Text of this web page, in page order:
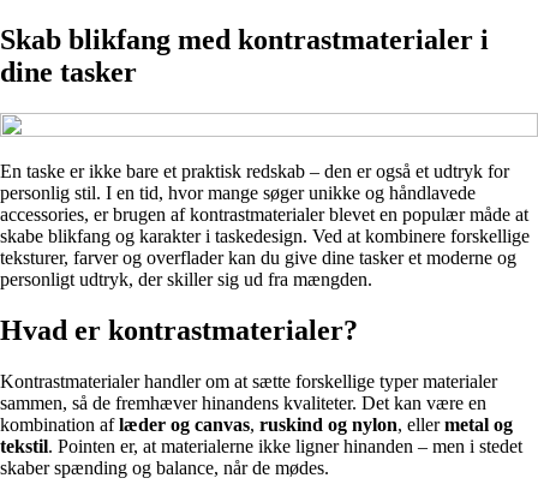
Skab blikfang med kontrastmaterialer i
dine tasker
En taske er ikke bare et praktisk redskab – den er også et udtryk for
personlig stil. I en tid, hvor mange søger unikke og håndlavede
accessories, er brugen af kontrastmaterialer blevet en populær måde at
skabe blikfang og karakter i taskedesign. Ved at kombinere forskellige
teksturer, farver og overflader kan du give dine tasker et moderne og
personligt udtryk, der skiller sig ud fra mængden.
Hvad er kontrastmaterialer?
Kontrastmaterialer handler om at sætte forskellige typer materialer
sammen, så de fremhæver hinandens kvaliteter. Det kan være en
kombination aflæder og canvas, ruskind og nylon, ellermetal og
tekstil. Pointen er, at materialerne ikke ligner hinanden – men i stedet
skaber spænding og balance, når de mødes.